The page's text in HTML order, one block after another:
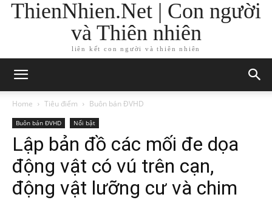
ThienNhien.Net | Con người
và Thiên nhiên
liên kết con người và thiên nhiên
Home Tiêu điểm Buôn bán ĐVHD
Buôn bán ĐVHD Nổi bật
Lập bản đồ các mối đe dọa
động vật có vú trên cạn,
động vật lưỡng cư và chim